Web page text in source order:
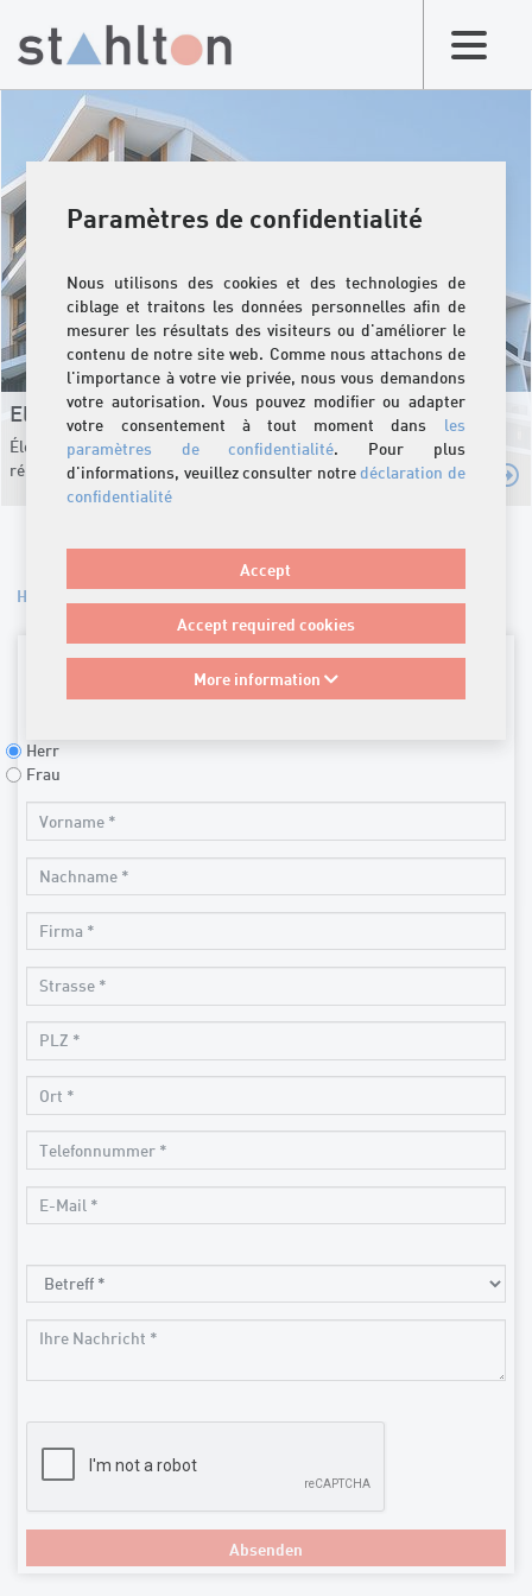
Paramètres de confidentialité
Nous utilisons des cookies et des technologies de
ciblage et traitons les données personnelles afin de
mesurer les résultats des visiteurs ou d'améliorer le
contenu de notre site web. Comme nous attachons de
l'importance à votre vie privée, nous vous demandons
votre autorisation. Vous pouvez modifier ou adapter
votre consentement à tout moment dans les
paramètres de confidentialité. Pour plus
d'informations, veuillez consulter notredéclaration de
confidentialité
Accept
Accept required cookies
More information
Eléments de construction pour façade
Éléments de façade de haute qualité pour constructions nouvelles et
rénovations
Home
Füllen Sie bitte dieses Kontaktformular aus und wir melden uns
schnellstmöglich zurück.
Herr
Frau
Absenden